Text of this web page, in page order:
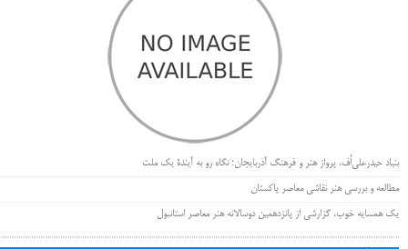
بنیاد حیدرعلی‌اُف، پرواز هنر و فرهنگ آذربایجان؛ نگاه رو به آیندۀ یک ملت
مطالعه و بررسی هنر نقاشی معاصر پاکستان
یک همسایه خوب، گزارشی از پانزدهمین دوسالانه هنر معاصر استانبول